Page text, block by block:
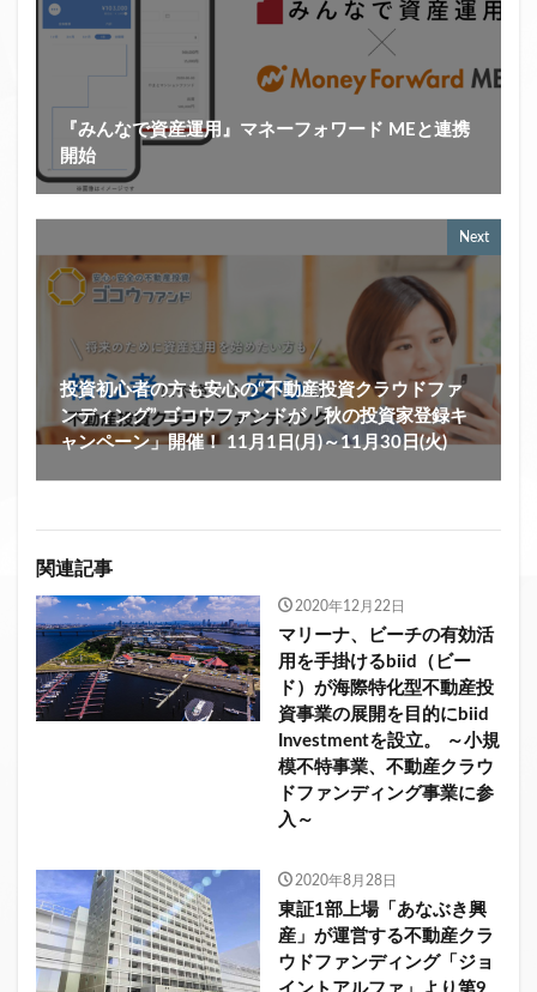
『みんなで資産運用』マネーフォワード MEと連携
開始
Next
投資初心者の方も安心の“不動産投資クラウドファ
ンディング” ゴコウファンドが「秋の投資家登録キ
ャンペーン」開催！ 11月1日(月)～11月30日(火)
関連記事
2020年12月22日
マリーナ、ビーチの有効活
用を手掛けるbiid（ビー
ド）が海際特化型不動産投
資事業の展開を目的にbiid
Investmentを設立。 ～小規
模不特事業、不動産クラウ
ドファンディング事業に参
入～
2020年8月28日
東証1部上場「あなぶき興
産」が運営する不動産クラ
ウドファンディング「ジョ